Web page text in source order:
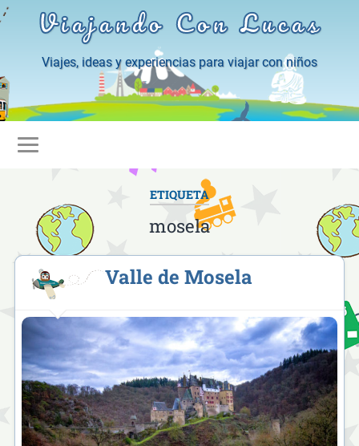
Viajando Con Lucas
Viajes, ideas y experiencias para viajar con niños
ETIQUETA
mosela
Valle de Mosela